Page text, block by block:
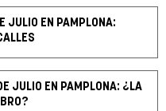
JULIO EN PAMPLONA:
JULIO EN PAMPLONA: ¿LA